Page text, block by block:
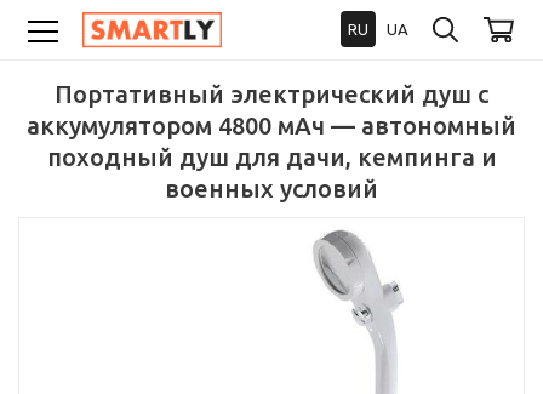
RU UA
Портативный электрический душ с
аккумулятором 4800 мАч — автономный
походный душ для дачи, кемпинга и
военных условий